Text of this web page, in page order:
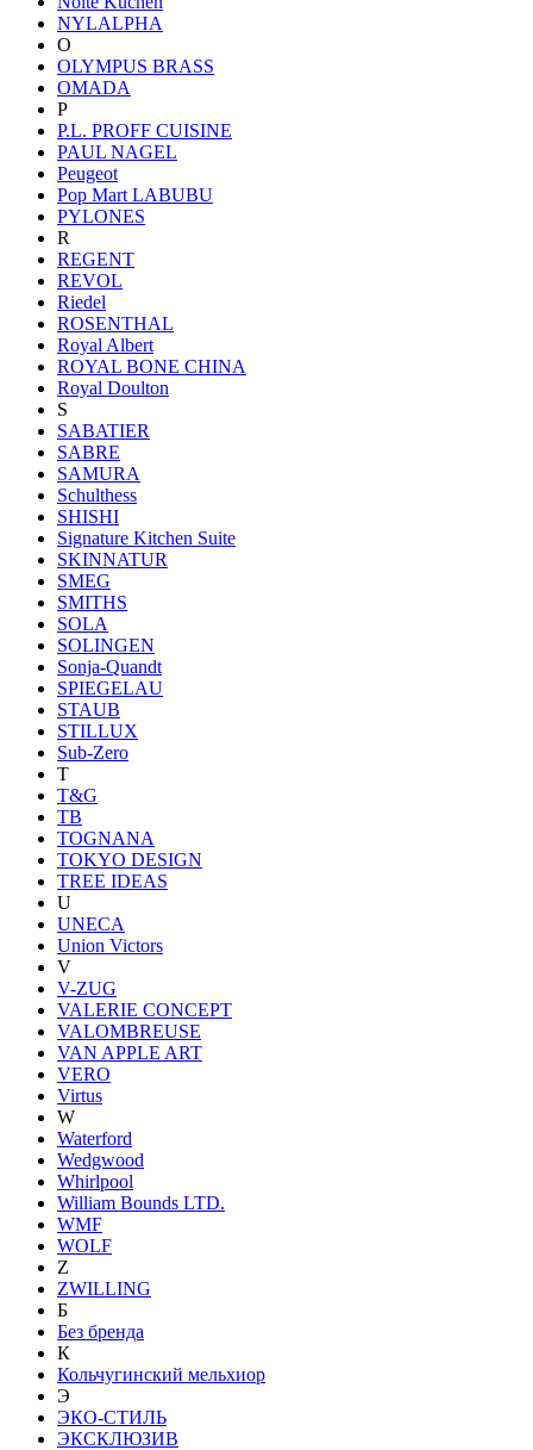
NYLALPHA
O
OLYMPUS BRASS
OMADA
P
P.L. PROFF CUISINE
PAUL NAGEL
Peugeot
Pop Mart LABUBU
PYLONES
R
REGENT
REVOL
Riedel
ROSENTHAL
Royal Albert
ROYAL BONE CHINA
Royal Doulton
S
SABATIER
SABRE
SAMURA
Schulthess
SHISHI
Signature Kitchen Suite
SKINNATUR
SMEG
SMITHS
SOLA
SOLINGEN
Sonja-Quandt
SPIEGELAU
STAUB
STILLUX
Sub-Zero
T
T&G
TB
TOGNANA
TOKYO DESIGN
TREE IDEAS
U
UNECA
Union Victors
V
V-ZUG
VALERIE CONCEPT
VALOMBREUSE
VAN APPLE ART
VERO
Virtus
W
Waterford
Wedgwood
Whirlpool
William Bounds LTD.
WMF
WOLF
Z
ZWILLING
Б
Без бренда
К
Кольчугинский мельхиор
Э
ЭКО-СТИЛЬ
ЭКСКЛЮЗИВ